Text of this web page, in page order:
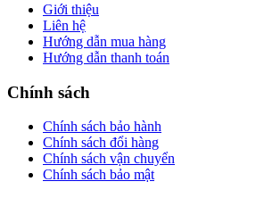
Giới thiệu
Liên hệ
Hướng dẫn mua hàng
Hướng dẫn thanh toán
Chính sách
Chính sách bảo hành
Chính sách đổi hàng
Chính sách vận chuyển
Chính sách bảo mật